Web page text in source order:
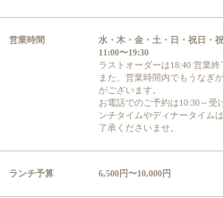
営業時間
水・木・金・土・日・祝日・
11:00〜19:30
ラストオーダーは18:40 営業
また、営業時間内でもうなぎ
がございます。
お電話でのご予約は10:30～受
ンチタイムやディナータイム
了承くださいませ。
ランチ予算 6,500円〜10,000円